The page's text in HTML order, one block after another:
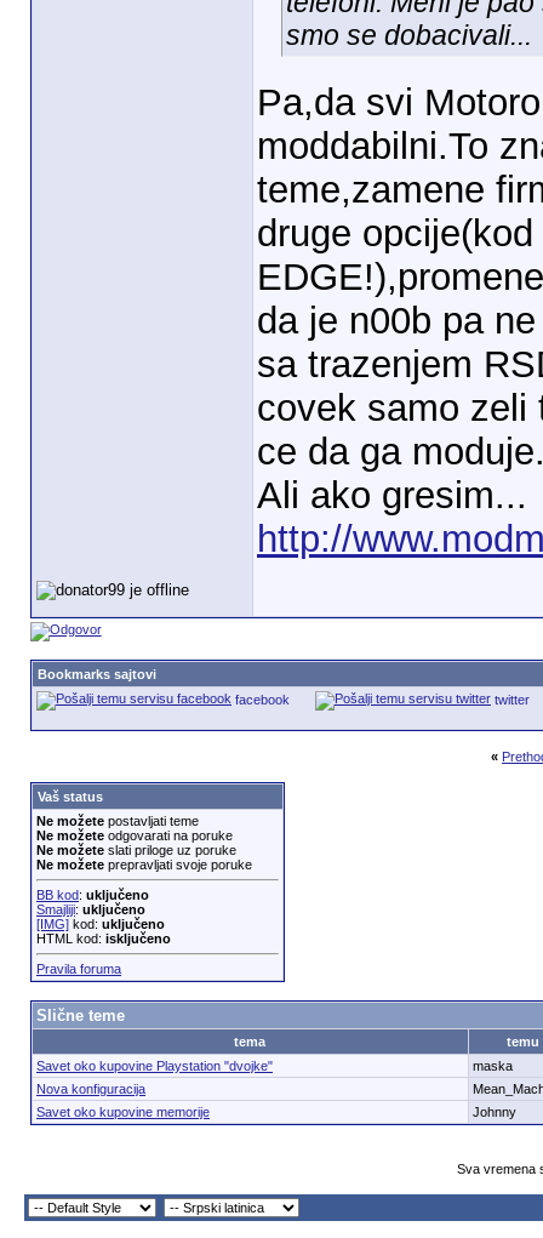
smo se dobacivali...
Pa,da svi
moddabilni.To
teme,zamene
druge
da je n00b pa
sa trazenjem
covek samo zeli
ce da ga
Ali ako gresim...
http://
Bookmarks sajtovi
facebook
twitter
«
Vaš status
Ne možetepostavljati teme
Ne možeteodgovarati na poruke
Ne možeteslati priloge uz poruke
Ne možeteprepravljati svoje poruke
BB kod: uključeno
Smajliji: uključeno
[IMG]kod: uključeno
HTML kod: isključeno
Pravila foruma
Slične teme
tema
temu
Savet oko kupovine Playstation "dvojke"
maska
Nova konfiguracija
Savet oko kupovine memorije
Johnny
Sva vremena